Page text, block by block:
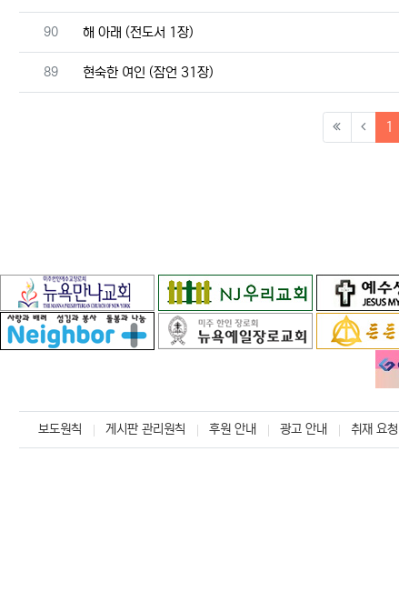
번호
90 해 아래 (전도서 1장)
번호
89 현숙한 여인 (잠언 31장)
1
보도원칙 게시판 관리원칙 후원 안내 광고 안내 취재 요청